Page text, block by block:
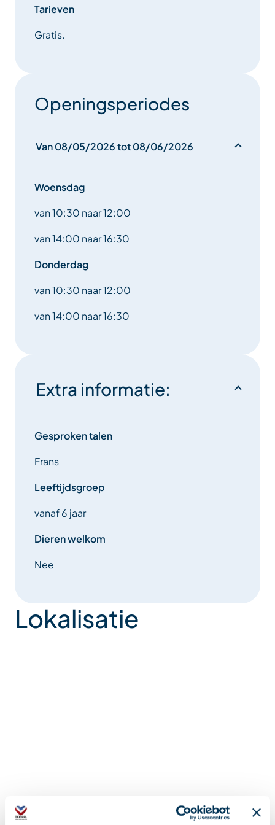
Tarieven
Gratis.
Openingsperiodes
Van 08/05/2026 tot 08/06/2026
Woensdag
van 10:30 naar 12:00
van 14:00 naar 16:30
Donderdag
van 10:30 naar 12:00
van 14:00 naar 16:30
Extra informatie:
Gesproken talen
Frans
Leeftijdsgroep
vanaf 6 jaar
Dieren welkom
Nee
Lokalisatie